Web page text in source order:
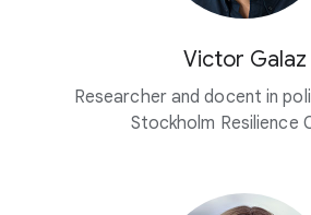
Victor Galaz
Researcher and docent in
Stockholm Resilience